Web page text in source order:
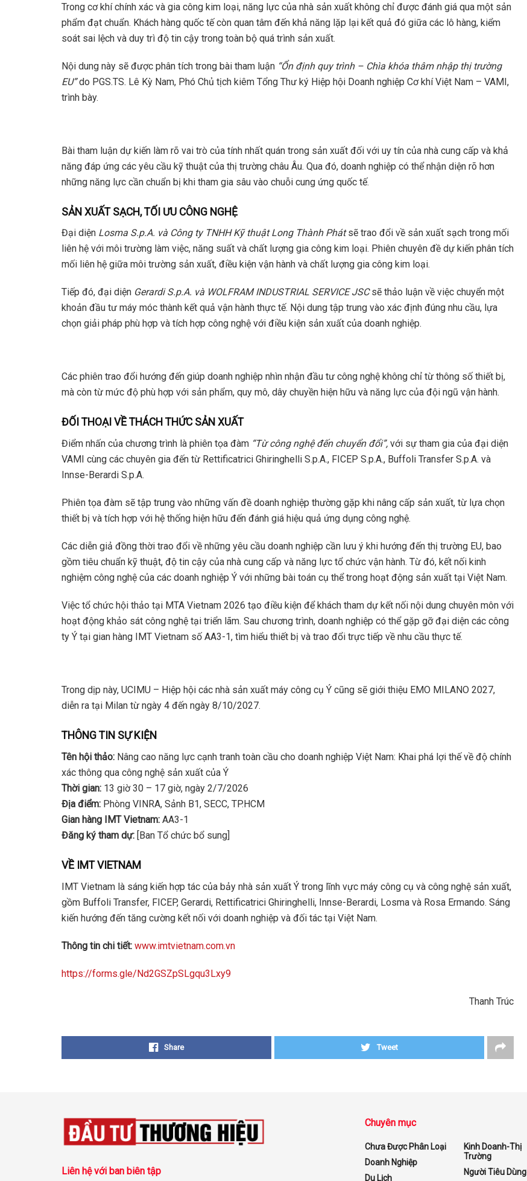
Trong cơ khí chính xác và gia công kim loại, năng lực của nhà sản xuất không chỉ được đánh giá qua một sản
phẩm đạt chuẩn. Khách hàng quốc tế còn quan tâm đến khả năng lặp lại kết quả đó giữa các lô hàng, kiểm
soát sai lệch và duy trì độ tin cậy trong toàn bộ quá trình sản xuất.
Nội dung này sẽ được phân tích trong bài tham luận “Ổn định quy trình – Chìa khóa thâm nhập thị trường
EU”do PGS.TS. Lê Kỳ Nam, Phó Chủ tịch kiêm Tổng Thư ký Hiệp hội Doanh nghiệp Cơ khí Việt Nam – VAMI,
trình bày.
Bài tham luận dự kiến làm rõ vai trò của tính nhất quán trong sản xuất đối với uy tín của nhà cung cấp và khả
năng đáp ứng các yêu cầu kỹ thuật của thị trường châu Âu. Qua đó, doanh nghiệp có thể nhận diện rõ hơn
những năng lực cần chuẩn bị khi tham gia sâu vào chuỗi cung ứng quốc tế.
SẢN XUẤT SẠCH, TỐI ƯU CÔNG NGHỆ
Đại diện Losma S.p.A. và Công ty TNHH Kỹ thuật Long Thành Phátsẽ trao đổi về sản xuất sạch trong mối
liên hệ với môi trường làm việc, năng suất và chất lượng gia công kim loại. Phiên chuyên đề dự kiến phân tích
mối liên hệ giữa môi trường sản xuất, điều kiện vận hành và chất lượng gia công kim loại.
Tiếp đó, đại diện Gerardi S.p.A. và WOLFRAM INDUSTRIAL SERVICE JSCsẽ thảo luận về việc chuyển một
khoản đầu tư máy móc thành kết quả vận hành thực tế. Nội dung tập trung vào xác định đúng nhu cầu, lựa
chọn giải pháp phù hợp và tích hợp công nghệ với điều kiện sản xuất của doanh nghiệp.
Các phiên trao đổi hướng đến giúp doanh nghiệp nhìn nhận đầu tư công nghệ không chỉ từ thông số thiết bị,
mà còn từ mức độ phù hợp với sản phẩm, quy mô, dây chuyền hiện hữu và năng lực của đội ngũ vận hành.
ĐỐI THOẠI VỀ THÁCH THỨC SẢN XUẤT
Điểm nhấn của chương trình là phiên tọa đàm “Từ công nghệ đến chuyển đổi”, với sự tham gia của đại diện
VAMI cùng các chuyên gia đến từ Rettificatrici Ghiringhelli S.p.A., FICEP S.p.A., Buffoli Transfer S.p.A. và
Innse-Berardi S.p.A.
Phiên tọa đàm sẽ tập trung vào những vấn đề doanh nghiệp thường gặp khi nâng cấp sản xuất, từ lựa chọn
thiết bị và tích hợp với hệ thống hiện hữu đến đánh giá hiệu quả ứng dụng công nghệ.
Các diễn giả đồng thời trao đổi về những yêu cầu doanh nghiệp cần lưu ý khi hướng đến thị trường EU, bao
gồm tiêu chuẩn kỹ thuật, độ tin cậy của nhà cung cấp và năng lực tổ chức vận hành. Từ đó, kết nối kinh
nghiệm công nghệ của các doanh nghiệp Ý với những bài toán cụ thể trong hoạt động sản xuất tại Việt Nam.
Việc tổ chức hội thảo tại MTA Vietnam 2026 tạo điều kiện để khách tham dự kết nối nội dung chuyên môn với
hoạt động khảo sát công nghệ tại triển lãm. Sau chương trình, doanh nghiệp có thể gặp gỡ đại diện các công
ty Ý tại gian hàng IMT Vietnam số AA3-1, tìm hiểu thiết bị và trao đổi trực tiếp về nhu cầu thực tế.
Trong dịp này, UCIMU – Hiệp hội các nhà sản xuất máy công cụ Ý cũng sẽ giới thiệu EMO MILANO 2027,
diễn ra tại Milan từ ngày 4 đến ngày 8/10/2027.
THÔNG TIN SỰ KIỆN
Tên hội thảo: Nâng cao năng lực cạnh tranh toàn cầu cho doanh nghiệp Việt Nam: Khai phá lợi thế về độ chính
xác thông qua công nghệ sản xuất của Ý
Thời gian: 13 giờ 30 – 17 giờ, ngày 2/7/2026
Địa điểm: Phòng VINRA, Sảnh B1, SECC, TP.HCM
Gian hàng IMT Vietnam: AA3-1
Đăng ký tham dự: [Ban Tổ chức bổ sung]
VỀ IMT VIETNAM
IMT Vietnam là sáng kiến hợp tác của bảy nhà sản xuất Ý trong lĩnh vực máy công cụ và công nghệ sản xuất,
gồm Buffoli Transfer, FICEP, Gerardi, Rettificatrici Ghiringhelli, Innse-Berardi, Losma và Rosa Ermando. Sáng
kiến hướng đến tăng cường kết nối với doanh nghiệp và đối tác tại Việt Nam.
Thông tin chi tiết: www.imtvietnam.com.vn
https://forms.gle/Nd2GSZpSLgqu3Lxy9
Thanh Trúc
Share Tweet
Liên hệ với ban biên tập
Chuyên mục
Chưa Được Phân Loại
Doanh Nghiệp
Du Lịch
Kinh Doanh-Thị
Trường
Người Tiêu Dùng